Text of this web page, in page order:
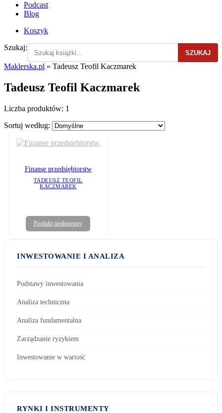
Podcast
Blog
Koszyk
Szukaj:
SZUKAJ
Maklerska.pl » Tadeusz Teofil Kaczmarek
Tadeusz Teofil Kaczmarek
Liczba produktów: 1
Sortuj według:
Finanse przedsiębiorstw
TADEUSZ TEOFIL
KACZMAREK
Produkt niedostępny
INWESTOWANIE I ANALIZA
Podstawy inwestowania
Analiza techniczna
Analiza fundamentalna
Zarządzanie ryzykiem
Inwestowanie w wartość
RYNKI I INSTRUMENTY